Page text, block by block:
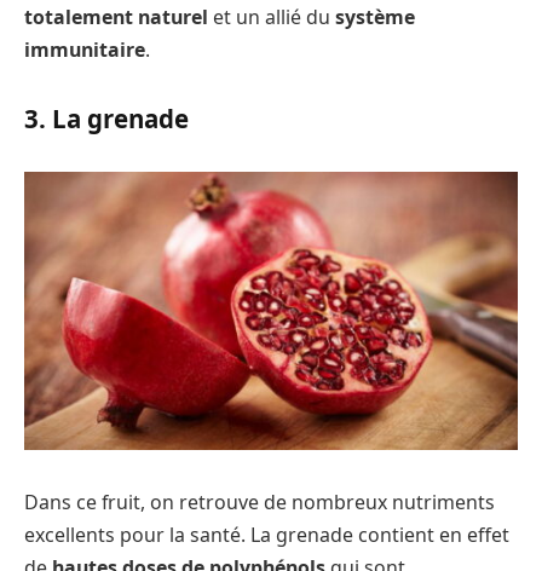
totalement naturel et un allié du système
immunitaire.
3. La grenade
Dans ce fruit, on retrouve de nombreux nutriments
excellents pour la santé. La grenade contient en effet